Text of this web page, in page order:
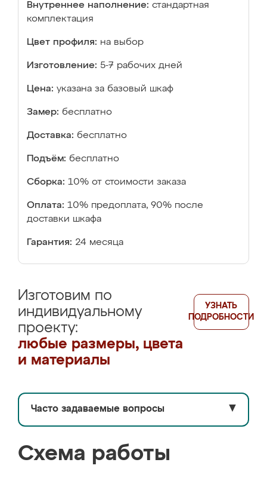
Внутреннее наполнение: стандартная
комплектация
Цвет профиля: на выбор
Изготовление: 5-7 рабочих дней
Цена: указана за базовый шкаф
Замер: бесплатно
Доставка: бесплатно
Подъём: бесплатно
Сборка: 10% от стоимости заказа
Оплата: 10% предоплата, 90% после
доставки шкафа
Гарантия: 24 месяца
Изготовим по
индивидуальному
проекту:
любые размеры, цвета
и материалы
УЗНАТЬ
ПОДРОБНОСТИ
Часто задаваемые вопросы ▼
Схема работы